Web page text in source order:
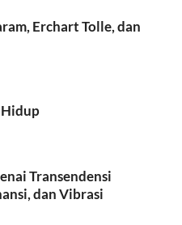
Erchart Tolle, dan
Transendensi
dan Vibrasi